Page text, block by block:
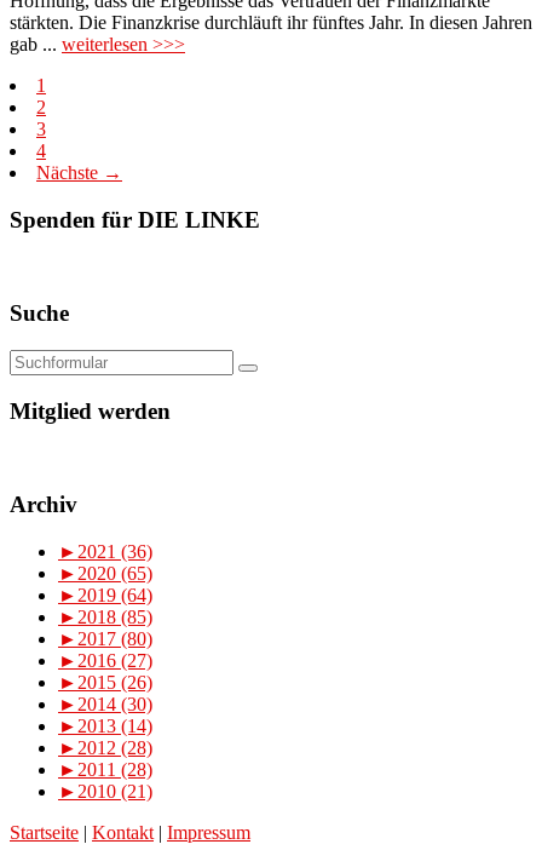
stärkten. Die Finanzkrise durchläuft ihr fünftes Jahr. In diesen Jahren
gab ... weiterlesen >>>
1
2
3
4
Nächste →
Spenden für DIE LINKE
Suche
Mitglied werden
Archiv
► 2021 (36)
► 2020 (65)
► 2019 (64)
► 2018 (85)
► 2017 (80)
► 2016 (27)
► 2015 (26)
► 2014 (30)
► 2013 (14)
► 2012 (28)
► 2011 (28)
► 2010 (21)
Startseite | Kontakt | Impressum